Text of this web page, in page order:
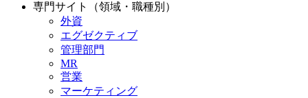
専門サイト（領域・職種別）
外資
エグゼクティブ
管理部門
MR
営業
マーケティング